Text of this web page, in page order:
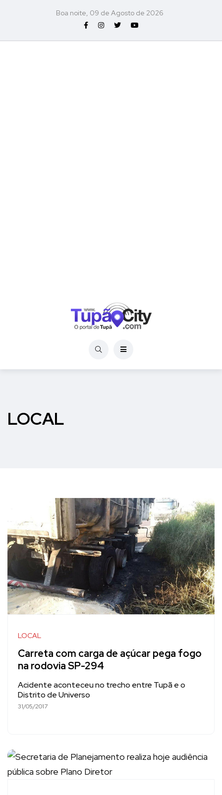
Boa noite, 09 de Agosto de 2026
LOCAL
LOCAL
Carreta com carga de açúcar pega fogo
na rodovia SP-294
Acidente aconteceu no trecho entre Tupã e o
Distrito de Universo
31/05/2017